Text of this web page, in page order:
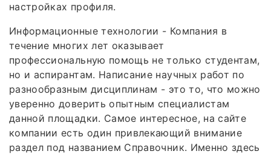
настройках профиля.
Информационные технологии - Компания в
течение многих лет оказывает
профессиональную помощь не только студентам,
но и аспирантам. Написание научных работ по
разнообразным дисциплинам - это то, что можно
уверенно доверить опытным специалистам
данной площадки. Самое интересное, на сайте
компании есть один привлекающий внимание
раздел под названием Справочник. Именно здесь